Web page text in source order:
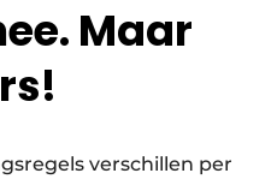
Maar
verschillen per